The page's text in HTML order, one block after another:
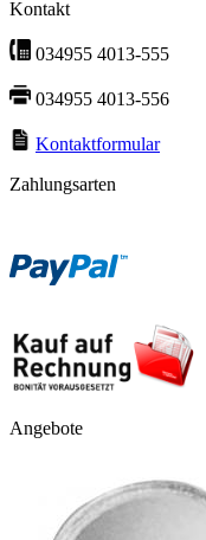
Kontakt
034955 4013-555
034955 4013-556
Kontaktformular
Zahlungsarten
Angebote